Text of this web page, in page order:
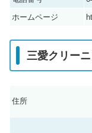
ホームページ
三愛クリー
住所